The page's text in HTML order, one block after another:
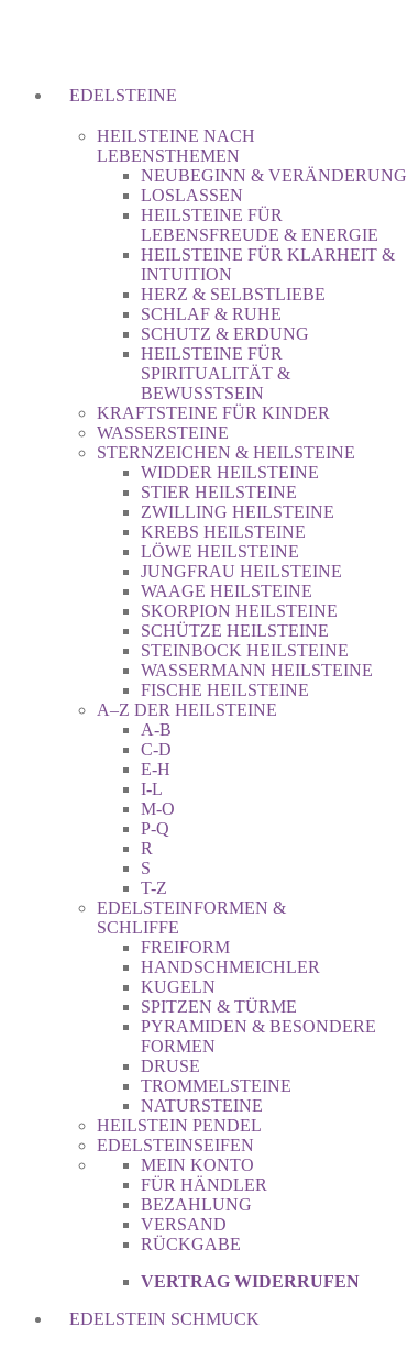
EDELSTEINE
HEILSTEINE NACH
LEBENSTHEMEN
NEUBEGINN & VERÄNDERUNG
LOSLASSEN
HEILSTEINE FÜR
LEBENSFREUDE & ENERGIE
HEILSTEINE FÜR KLARHEIT &
INTUITION
HERZ & SELBSTLIEBE
SCHLAF & RUHE
SCHUTZ & ERDUNG
HEILSTEINE FÜR
SPIRITUALITÄT &
BEWUSSTSEIN
KRAFTSTEINE FÜR KINDER
WASSERSTEINE
STERNZEICHEN & HEILSTEINE
WIDDER HEILSTEINE
STIER HEILSTEINE
ZWILLING HEILSTEINE
KREBS HEILSTEINE
LÖWE HEILSTEINE
JUNGFRAU HEILSTEINE
WAAGE HEILSTEINE
SKORPION HEILSTEINE
SCHÜTZE HEILSTEINE
STEINBOCK HEILSTEINE
WASSERMANN HEILSTEINE
FISCHE HEILSTEINE
A–Z DER HEILSTEINE
A-B
C-D
E-H
I-L
M-O
P-Q
R
S
T-Z
EDELSTEINFORMEN &
SCHLIFFE
FREIFORM
HANDSCHMEICHLER
KUGELN
SPITZEN & TÜRME
PYRAMIDEN & BESONDERE
FORMEN
DRUSE
TROMMELSTEINE
NATURSTEINE
HEILSTEIN PENDEL
EDELSTEINSEIFEN
MEIN KONTO
FÜR HÄNDLER
BEZAHLUNG
VERSAND
RÜCKGABE
VERTRAG WIDERRUFEN
EDELSTEIN SCHMUCK